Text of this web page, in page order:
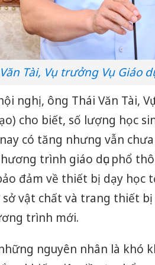
Tài, Vụ trưởng Vụ Giáo
nghị, ông Thái Văn Tài,
cho biết, số lượng học
có tăng nhưng vẫn
trình giáo dục phổ
đảm về thiết bị dạy học
vật chất và trang thiết bị
trình mới.
nguyên nhân là khó